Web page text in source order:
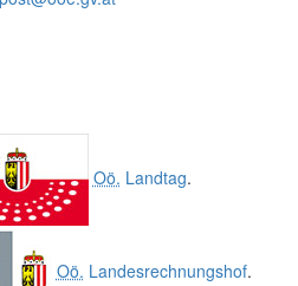
Oö. Landtag.
Oö. Landesrechnungshof.